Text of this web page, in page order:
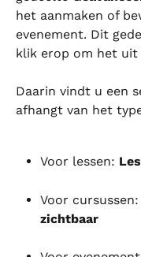
het aanmaken of
evenement. Dit
klik erop om het uit
Daarin vindt u een
afhangt van het
Voor lessen:
Voor cursussen:
zichtbaar